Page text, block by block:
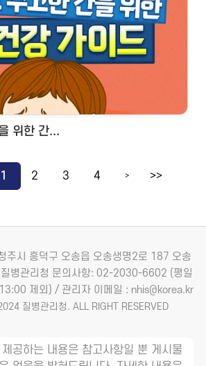
위한 간...
1 2 3 4 > >>
주시 흥덕구 오송읍 오송생명2로 187 오송
병관리청 문의사항: 02-2030-6602 (평일
제외) / 관리자 이메일 : nhis@korea.kr
질병관리청. ALL RIGHT RESERVED
공하는 내용은 참고사항일 뿐 게시물